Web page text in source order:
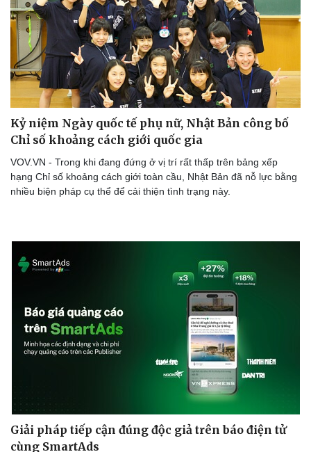
Kỷ niệm Ngày quốc tế phụ nữ, Nhật Bản công bố
Chỉ số khoảng cách giới quốc gia
VOV.VN - Trong khi đang đứng ở vị trí rất thấp trên bảng xếp
hạng Chỉ số khoảng cách giới toàn cầu, Nhật Bản đã nỗ lực bằng
nhiều biện pháp cụ thể để cải thiện tình trạng này.
Giải pháp tiếp cận đúng độc giả trên báo điện tử
cùng SmartAds